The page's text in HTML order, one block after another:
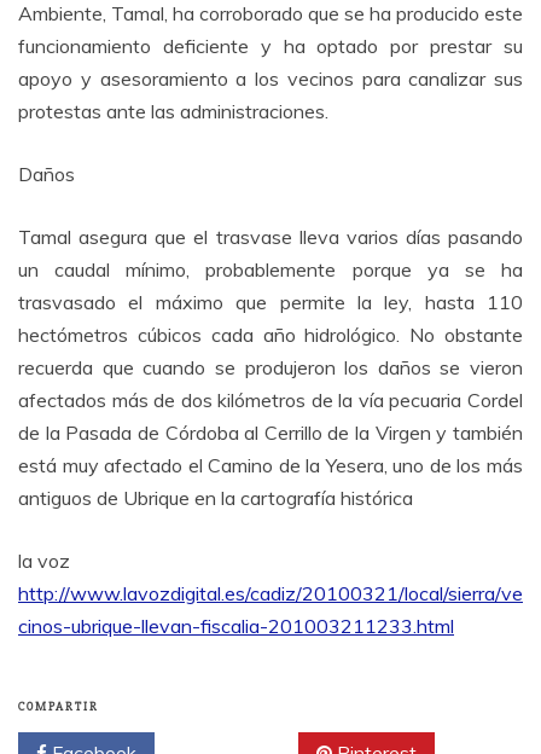
Ambiente, Tamal, ha corroborado que se ha producido este
funcionamiento deficiente y ha optado por prestar su
apoyo y asesoramiento a los vecinos para canalizar sus
protestas ante las administraciones.
Daños
Tamal asegura que el trasvase lleva varios días pasando
un caudal mínimo, probablemente porque ya se ha
trasvasado el máximo que permite la ley, hasta 110
hectómetros cúbicos cada año hidrológico. No obstante
recuerda que cuando se produjeron los daños se vieron
afectados más de dos kilómetros de la vía pecuaria Cordel
de la Pasada de Córdoba al Cerrillo de la Virgen y también
está muy afectado el Camino de la Yesera, uno de los más
antiguos de Ubrique en la cartografía histórica
la voz
http://www.lavozdigital.es/cadiz/20100321/local/sierra/ve
cinos-ubrique-llevan-fiscalia-201003211233.html
COMPARTIR